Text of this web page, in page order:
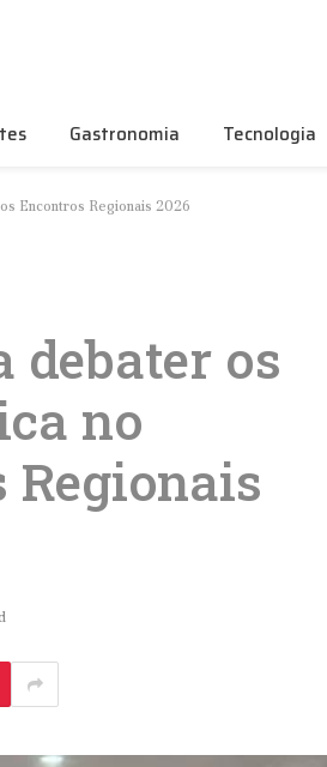
Gastronomia Tecnologia
Encontros Regionais 2026
debater os
no